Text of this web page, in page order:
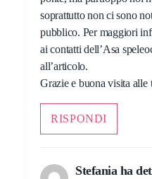
soprattutto non ci sono
pubblico. Per maggiori
ai contatti dell’Asa
all’articolo.
Grazie e buona visita alle
RISPONDI
Stefania ha